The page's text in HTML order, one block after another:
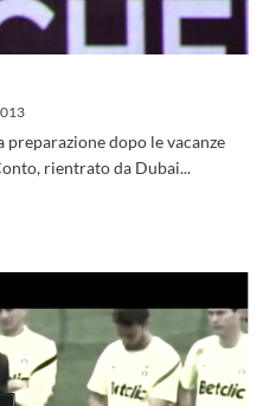
dopo le vacanze
rientrato da Dubai...